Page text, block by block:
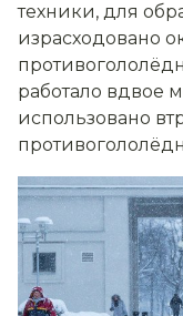
техники, для
израсходовано
работало вдвое
использовано